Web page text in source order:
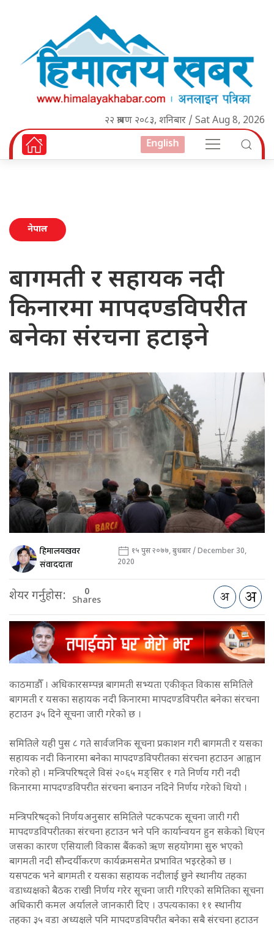
२२ श्रावण २०८३, शनिबार / Sat Aug 8, 2026
English
नेपाल
बागमती र सहायक नदी
किनारमा मापदण्डविपरीत
बनेका संरचना हटाइने
हिमालयखवर
संवाददाता
१५ पुस २०७७, बुधबार / December 30,
2020
शेयर गर्नुहोस: 0
Shares
काठमाडौँ । अधिकारसम्पन्न बागमती सभ्यता एकीकृत विकास समितिले
बागमती र यसका सहायक नदी किनारमा मापदण्डविपरीत बनेका संरचना
हटाउन ३५ दिने सूचना जारी गरेको छ ।
समितिले यही पुस ८ गते सार्वजनिक सूचना प्रकाशन गरी बागमती र यसका
सहायक नदी किनारमा बनेका मापदण्डविपरीतका संरचना हटाउन आह्वान
गरेको हो । मन्त्रिपरिषद्ले विसं २०६५ मङ्सिर १ गते निर्णय गरी नदी
किनारमा मापदण्डविपरीत संरचना बनाउन नदिने निर्णय गरेको थियो ।
मन्त्रिपरिषद्को निर्णयअनुसार समितिले पटकपटक सूचना जारी गरी
मापदण्डविपरीतका संरचना हटाउन भने पनि कार्यान्वयन हुन सकेको थिएन
जसका कारण एसियाली विकास बैंकको ऋण सहयोगमा सुरु भएको
बागमती नदी सौन्दर्यीकरण कार्यक्रमसमेत प्रभावित भइरहेको छ ।
यसपटक भने बागमती र यसका सहायक नदीलाई छुने स्थानीय तहका
वडाध्यक्षको बैठक राखी निर्णय गरेर सूचना जारी गरिएको समितिका सूचना
अधिकारी कमल अर्यालले जानकारी दिए । उपत्यकाका ११ स्थानीय
तहका ३५ वडा अध्यक्षले पनि मापदण्डविपरीत बनेका सबै संरचना हटाउन